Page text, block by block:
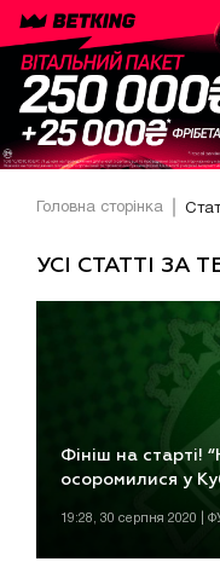
Головна сторінка
УСІ СТАТТІ ЗА
Фініш на старті!
осоромилися у
19:28, 30 серпня 2020 |